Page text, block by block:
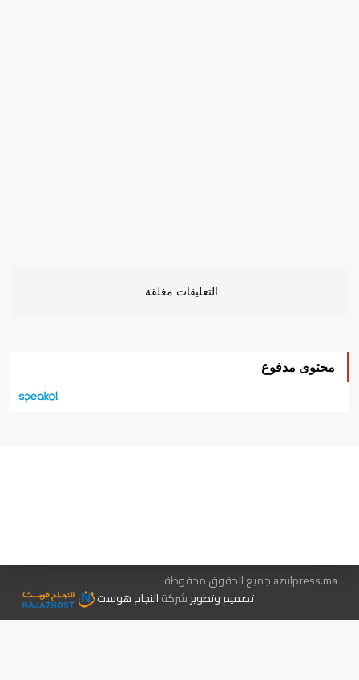
التعليقات مغلقة.
محتوى مدفوع
azulpress.ma جميع الحقوق محفوظة
تصميم وتطويرشركةالنجاح هوست